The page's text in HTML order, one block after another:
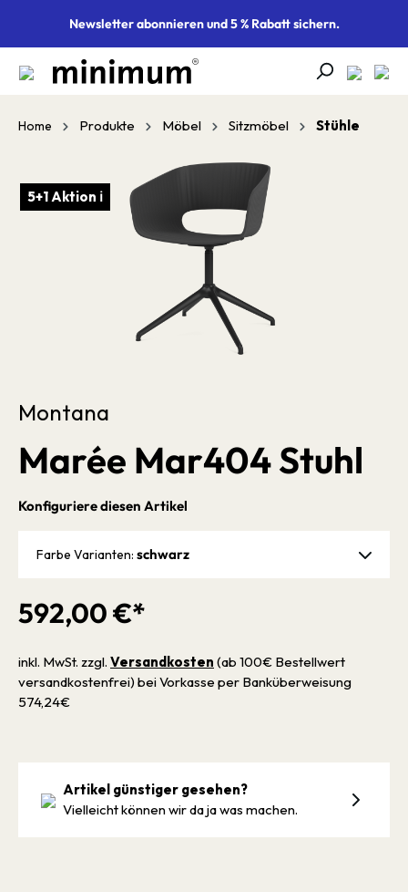
springenNewsletter abonnieren und 5 % Rabatt sichern.
Home Produkte Möbel Sitzmöbel Stühle
Bildergalerie überspringen
5+1 Aktion ℹ
Montana
Marée Mar404 Stuhl
592,00 €*
inkl. MwSt. zzgl. Versandkosten (ab 100€ Bestellwert
versandkostenfrei) bei Vorkasse per Banküberweisung
574,24€
Konfiguriere diesen Artikel
Farbe Varianten: schwarz
Artikel günstiger gesehen?
Vielleicht können wir da ja was machen.